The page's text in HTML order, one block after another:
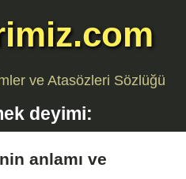
ve Atasözleri Sözlüğü
deyimi:
anlamı ve